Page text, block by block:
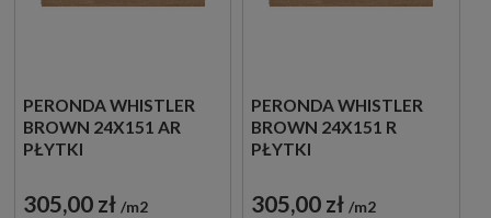
PERONDA WHISTLER
BROWN 24X151 AR
PŁYTKI
GRESOWE
305,00 zł m2
PERONDA WHISTLER
BROWN 24X151 R
PŁYTKI
GRESOWE
305,00 zł m2